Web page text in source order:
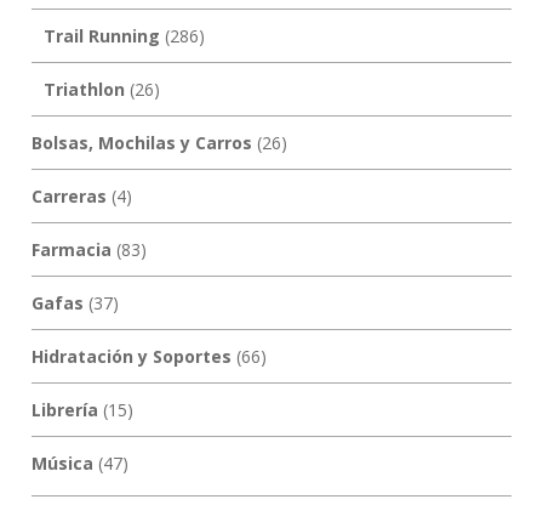
Trail Running (286)
Triathlon (26)
Bolsas, Mochilas y Carros (26)
Carreras (4)
Farmacia (83)
Gafas (37)
Hidratación y Soportes (66)
Librería (15)
Música (47)